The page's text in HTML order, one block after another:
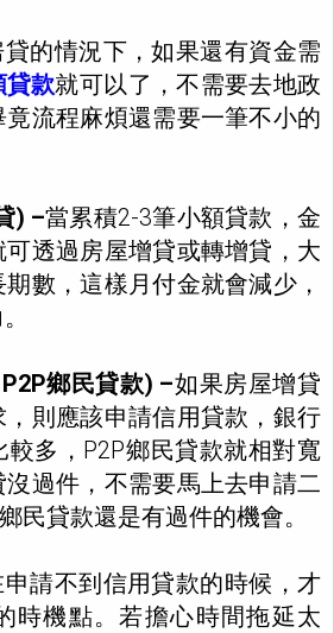
的情況下，如果還有資金需
貸款就可以了，不需要去地政
流程麻煩還需要一筆不小的
) –當累積2-3筆小額貸款，金
透過房屋增貸或轉增貸，大
數，這樣月付金就會減少，
鄉民貸款) –如果房屋增貸
則應該申請信用貸款，銀行
多，P2P鄉民貸款就相對寬
過件，不需要馬上去申請二
民貸款還是有過件的機會。
請不到信用貸款的時候，才
時機點。若擔心時間拖延太